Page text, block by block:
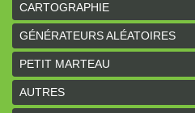
Donjon de poche
Draconis
Le GRIT
Guerriers, Voleurs & Magiciens
CARTOGRAPHIE
GÉNÉRATEURS ALÉATOIRES
PETIT MARTEAU
AUTRES